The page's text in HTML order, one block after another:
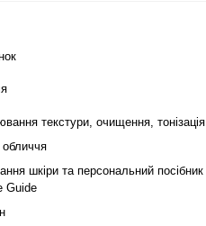
текстури, очищення, тонізація
обличчя
шкіри та персональний
Guide